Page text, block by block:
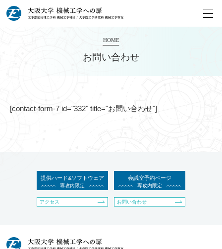
HOME
お問い合わせ
[contact-form-7 id="332" title="お問い合わせ"]
提供ハード&ソフトウェア
専攻内限定
会議室予約ページ
専攻内限定
アクセス お問い合わせ